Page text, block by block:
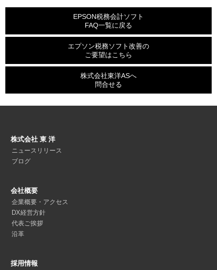
EPSON税務会計ソフト
FAQ一覧に戻る
株式会社東洋ASへ
問合せる
エプソン税務ソフト改善の
ご要望はこちら
株式会社 東 洋
ニュースリリース
ブログ
会社概要
企業概要・アクセス
DX経営方針
代表ご挨拶
沿革
採用情報